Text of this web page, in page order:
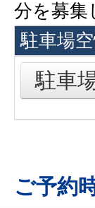
分を募集
駐車場
駐車
ご予約